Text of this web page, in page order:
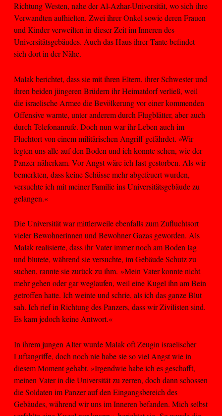
Richtung Westen, nahe der Al-Azhar-Universität, wo sich ihre
Verwandten aufhielten. Zwei ihrer Onkel sowie deren Frauen
und Kinder verweilten in dieser Zeit im Inneren des
Universitätsgebäudes. Auch das Haus ihrer Tante befindet
sich dort in der Nähe.
Malak berichtet, dass sie mit ihren Eltern, ihrer Schwester und
ihren beiden jüngeren Brüdern ihr Heimatdorf verließ, weil
die israelische Armee die Bevölkerung vor einer kommenden
Offensive warnte, unter anderem durch Flugblätter, aber auch
durch Telefonanrufe. Doch nun war ihr Leben auch im
Fluchtort von einem militärischen Angriff gefährdet. »Wir
legten uns alle auf den Boden und ich konnte sehen, wie der
Panzer näherkam. Vor Angst wäre ich fast gestorben. Als wir
bemerkten, dass keine Schüsse mehr abgefeuert wurden,
versuchte ich mit meiner Familie ins Universitätsgebäude zu
gelangen.«
Die Universität war mittlerweile ebenfalls zum Zufluchtsort
vieler Bewohnerinnen und Bewohner Gazas geworden. Als
Malak realisierte, dass ihr Vater immer noch am Boden lag
und blutete, während sie versuchte, im Gebäude Schutz zu
suchen, rannte sie zurück zu ihm. »Mein Vater konnte nicht
mehr gehen oder gar weglaufen, weil eine Kugel ihn am Bein
getroffen hatte. Ich weinte und schrie, als ich das ganze Blut
sah. Ich rief in Richtung des Panzers, dass wir Zivilisten sind.
Es kam jedoch keine Antwort.«
In ihrem jungen Alter wurde Malak oft Zeugin israelischer
Luftangriffe, doch noch nie habe sie so viel Angst wie in
diesem Moment gehabt. »Irgendwie habe ich es geschafft,
meinen Vater in die Universität zu zerren, doch dann schossen
die Soldaten im Panzer auf den Eingangsbereich des
Gebäudes, während wir uns im Inneren befanden. Mich selbst